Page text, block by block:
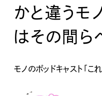
かと違うモ
はその間ら
モノのポッドキャスト「こ